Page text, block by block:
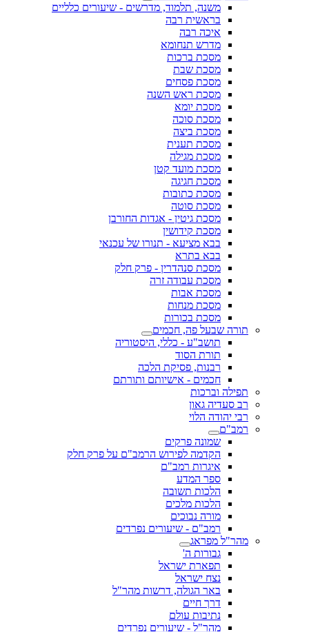
משנה, תלמוד, מדרשים - שיעורים כלליים
בראשית רבה
איכה רבה
מדרש תנחומא
מסכת ברכות
מסכת שבת
מסכת פסחים
מסכת ראש השנה
מסכת יומא
מסכת סוכה
מסכת ביצה
מסכת תענית
מסכת מגילה
מסכת מועד קטן
מסכת חגיגה
מסכת כתובות
מסכת סוטה
מסכת גיטין - אגדות החורבן
מסכת קידושין
בבא מציעא - תנורו של עכנאי
בבא בתרא
מסכת סנהדרין - פרק חלק
מסכת עבודה זרה
מסכת אבות
מסכת מנחות
מסכת בכורות
תורה שבעל פה, חכמים
תושב"ע - כללי, היסטוריה
תורת הסוד
רבנות, פסיקת הלכה
חכמים - אישיותם ותורתם
תפילה וברכות
רב סעדיה גאון
רבי יהודה הלוי
רמב"ם
שמונה פרקים
הקדמה לפירוש הרמב"ם על פרק חלק
איגרות רמב"ם
ספר המדע
הלכות תשובה
הלכות מלכים
מורה נבוכים
רמב"ם - שיעורים נפרדים
מהר"ל מפראג
גבורות ה'
תפארת ישראל
נצח ישראל
באר הגולה, דרשות מהר"ל
דרך חיים
נתיבות עולם
מהר"ל - שיעורים נפרדים